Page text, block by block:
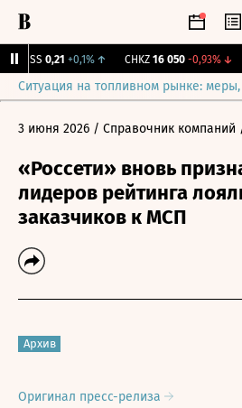
RGSS 0,21 +0,1% ↑ CHKZ 16 050 -0,93%↓
Ситуация на топливном рынке: меры,
3 июня 2026 / Справочник компаний
«Россети» вновь
лидеров рейтинга
заказчиков к МСП
Архив
Оригинал пресс-релиза